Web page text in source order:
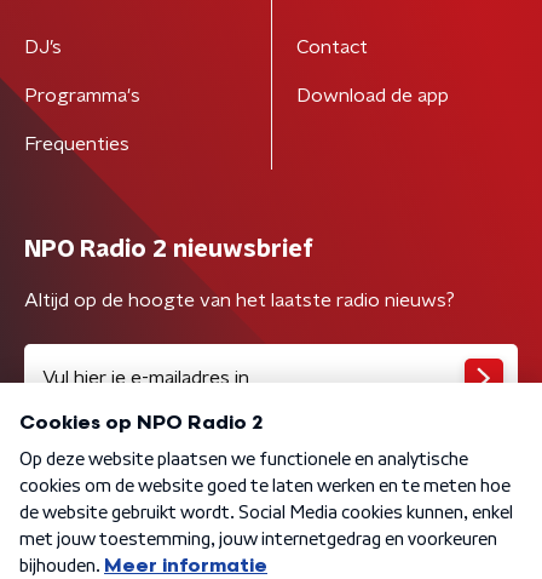
DJ’s
Programma's
Frequenties
Contact
Download de app
NPO Radio 2 nieuwsbrief
Altijd op de hoogte van het laatste radio nieuws?
Algemene voorwaarden